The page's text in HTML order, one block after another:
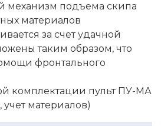
механизм подъема скипа
материалов
за счет удачной
таким образом, что
фронтального
комплектации пульт ПУ-МА
материалов)